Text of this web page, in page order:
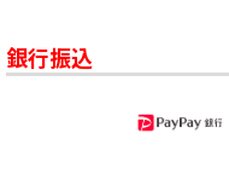
銀行振込